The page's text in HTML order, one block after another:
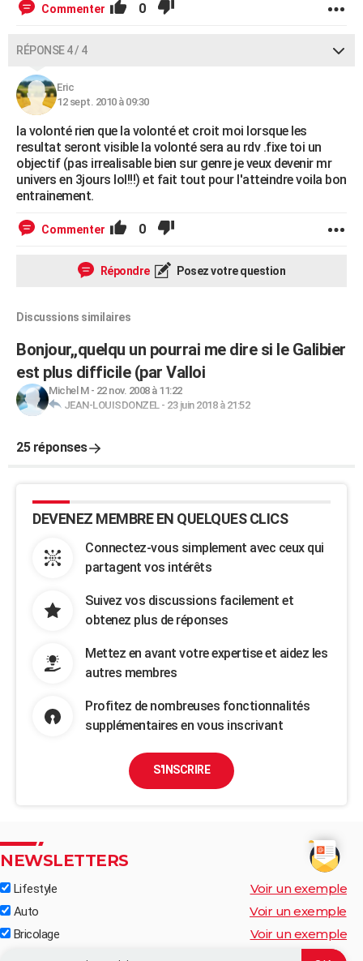
Commenter 0
RÉPONSE 4 / 4
Eric
12 sept. 2010 à 09:30
la volonté rien que la volonté et croit moi lorsque les
resultat seront visible la volonté sera au rdv .fixe toi un
objectif (pas irrealisable bien sur genre je veux devenir mr
univers en 3jours lol!!!) et fait tout pour l'atteindre voila bon
entrainement.
Commenter 0
Répondre Posez votre question
Discussions similaires
Bonjour,,quelqu un pourrai me dire si le Galibier
est plus difficile (par Valloi
Michel M- 22 nov. 2008 à 11:22
JEAN-LOUISDONZEL- 23 juin 2018 à 21:52
25 réponses
DEVENEZ MEMBRE EN QUELQUES CLICS
Connectez-vous simplement avec ceux qui
partagent vos intérêts
Suivez vos discussions facilement et
obtenez plus de réponses
Mettez en avant votre expertise et aidez les
autres membres
Profitez de nombreuses fonctionnalités
supplémentaires en vous inscrivant
S'INSCRIRE
NEWSLETTERS
Lifestyle Voir un exemple
Auto Voir un exemple
Bricolage Voir un exemple